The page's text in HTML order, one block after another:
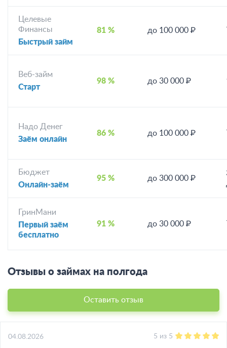
Целевые
Финансы
Быстрый займ
81 % до 100 000 ₽
Веб-займ
Старт
98 % до 30 000 ₽
Надо Денег
Заём онлайн
86 % до 100 000 ₽
Бюджет
Онлайн-заём
95 % до 300 000 ₽
ГринМани
Первый заём
бесплатно
91 % до 30 000 ₽
Отзывы о займах на полгода
Оставить отзыв
04.08.2026 5 из 5